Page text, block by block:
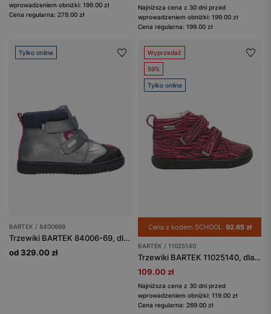
wprowadzeniem obniżki: 199.00 zł
Cena regularna: 279.00 zł
Najniższa cena z 30 dni przed
wprowadzeniem obniżki: 199.00 zł
Cena regularna: 199.00 zł
Tylko online
BARTEK / 8400669
Trzewiki BARTEK 84006-69, dla dziewcząt, srebrny + czarny
od 329.00 zł
Wyprzedaż
59%
Tylko online
Cena z kodem SCHOOL: 92.65 zł
BARTEK / 11025140
Trzewiki BARTEK 11025140, dla dziewcząt, różowo-czarne
109.00 zł
Najniższa cena z 30 dni przed
wprowadzeniem obniżki: 119.00 zł
Cena regularna: 269.00 zł